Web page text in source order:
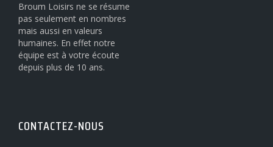
Broum Loisirs ne se résume
pas seulement en nombres
mais aussi en valeurs
humaines. En effet notre
équipe est à votre écoute
depuis plus de 10 ans.
CONTACTEZ-NOUS